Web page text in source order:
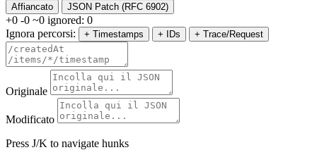
Affiancato JSON Patch (RFC 6902)
+0 -0 ~0 ignored: 0
Ignora percorsi:
+ Timestamps + IDs + Trace/Request
Originale
Modificato
Press J/K to navigate hunks